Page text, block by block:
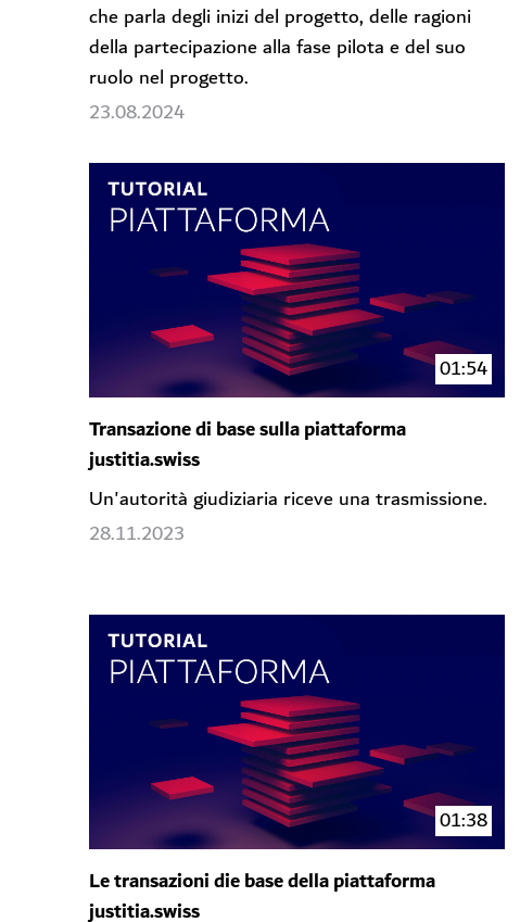
che parla degli inizi del progetto, delle ragioni
della partecipazione alla fase pilota e del suo
ruolo nel progetto.
23.08.2024
01:54
Transazione di base sulla piattaforma
justitia.swiss
Un'autorità giudiziaria riceve una trasmissione.
28.11.2023
01:38
Le transazioni die base della piattaforma
justitia.swiss